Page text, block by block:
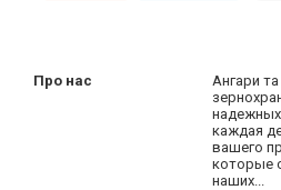
Про нас
Ангари
каждая
вашего
которые
наших...